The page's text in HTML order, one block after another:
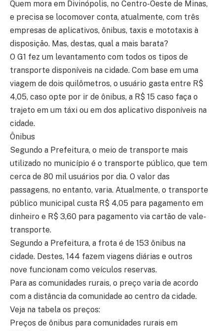
Quem mora em Divinópolis, no Centro-Oeste de Minas,
e precisa se locomover conta, atualmente, com três
empresas de aplicativos, ônibus, taxis e mototaxis à
disposição. Mas, destas, qual a mais barata?
O G1 fez um levantamento com todos os tipos de
transporte disponíveis na cidade. Com base em uma
viagem de dois quilômetros, o usuário gasta entre R$
4,05, caso opte por ir de ônibus, a R$ 15 caso faça o
trajeto em um táxi ou em dos aplicativo disponíveis na
cidade.
Ônibus
Segundo a Prefeitura, o meio de transporte mais
utilizado no município é o transporte público, que tem
cerca de 80 mil usuários por dia. O valor das
passagens, no entanto, varia. Atualmente, o transporte
público municipal custa R$ 4,05 para pagamento em
dinheiro e R$ 3,60 para pagamento via cartão de vale-
transporte.
Segundo a Prefeitura, a frota é de 153 ônibus na
cidade. Destes, 144 fazem viagens diárias e outros
nove funcionam como veículos reservas.
Para as comunidades rurais, o preço varia de acordo
com a distância da comunidade ao centro da cidade.
Veja na tabela os preços:
Preços de ônibus para comunidades rurais em